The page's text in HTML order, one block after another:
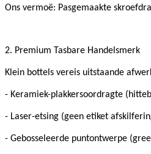
Ons vermoë: Pasgemaakte
2. Premium Tasbare Handelsmerk
Klein bottels vereis uitstaande
- Keramiek-plakkersoordragte
- Laser-etsing (geen etiket
- Gebosseleerde puntontwerpe